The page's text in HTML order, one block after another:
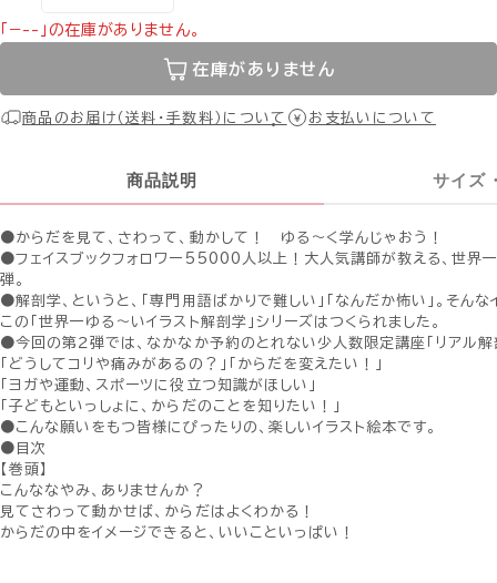
「−--」の在庫がありません。
在庫がありません
商品のお届け（送料・手数料）について お支払いについて
商品説明 サイズ
●からだを見て、さわって、動かして！ ゆる〜く学んじゃおう！
●フェイスブックフォロワー55000人以上！大人気講師が教える、世界
弾。
●解剖学、というと、「専門用語ばかりで難しい」「なんだか怖い」。そんな
この「世界一ゆる〜いイラスト解剖学」シリーズはつくられました。
●今回の第２弾では、なかなか予約のとれない少人数限定講座「リアル
「どうしてコリや痛みがあるの？」「からだを変えたい！」
「ヨガや運動、スポーツに役立つ知識がほしい」
「子どもといっしょに、からだのことを知りたい！」
●こんな願いをもつ皆様にぴったりの、楽しいイラスト絵本です。
●目次
【巻頭】
こんななやみ、ありませんか？
見てさわって動かせば、からだはよくわかる！
からだの中をイメージできると、いいこといっぱい！